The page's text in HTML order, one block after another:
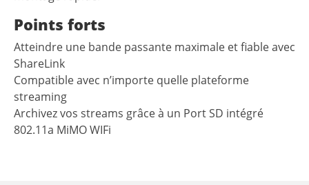
Points forts
Atteindre une bande passante maximale et fiable avec
ShareLink
Compatible avec n’importe quelle plateforme
streaming
Archivez vos streams grâce à un Port SD intégré
802.11a MiMO WIFi